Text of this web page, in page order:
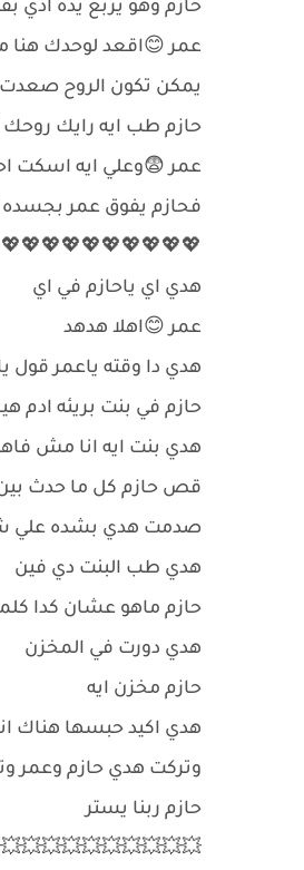
حازم وهو يربع يده اذي
عمر 😊اقعد لوحدك هنا
يمكن تكون الروح صعدت
حازم طب ايه رايك روحك
عمر 😨وعلي ايه اسكت
فحازم يفوق عمر بجسده
هدي اي ياحازم في اي
عمر 😊اهلا هدهد
هدي دا وقته ياعمر قول
حازم في بنت بريئه ادم
هدي بنت ايه انا مش
قص حازم كل ما حدث بين
صدمت هدي بشده علي
هدي طب البنت دي فين
حازم ماهو عشان كدا
هدي دورت في المخزن
حازم مخزن ايه
هدي اكيد حبسها هناك
وتركت هدي حازم وعمر
حازم ربنا يستر